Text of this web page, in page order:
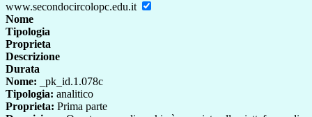
www.secondocircolopc.edu.it
Nome
Tipologia
Proprieta
Descrizione
Durata
Nome: _pk_id.1.078c
Tipologia: analitico
Proprieta: Prima parte